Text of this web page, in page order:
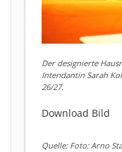
Der designierte
Intendantin Sarah
26/27.
Download Bild
Quelle: Foto: Arno